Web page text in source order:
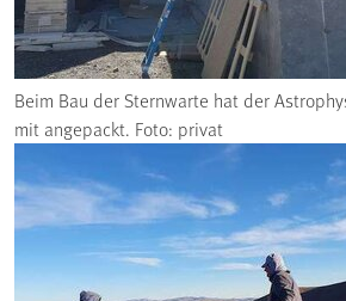
Beim Bau der Sternwarte hat der
mit angepackt. Foto: privat